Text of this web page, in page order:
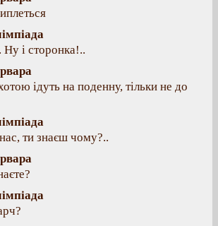
Ну і сторонка!..
ідуть на поденну, тільки не до
ти знаєш чому?..